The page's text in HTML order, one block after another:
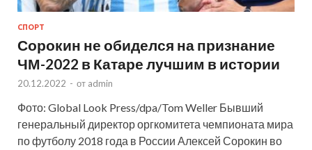
СПОРТ
Сорокин не обиделся на признание
ЧМ-2022 в Катаре лучшим в истории
20.12.2022 - от admin
Фото: Global Look Press/dpa/Tom Weller Бывший
генеральный директор оргкомитета чемпионата мира
по футболу 2018 года в России Алексей Сорокин во